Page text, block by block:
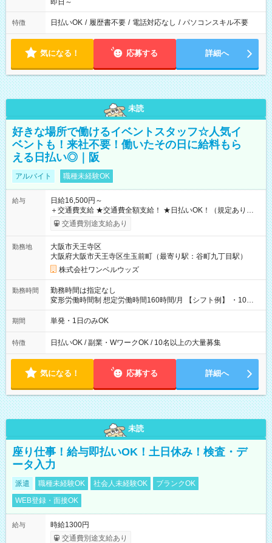
即日～
特徴 日払いOK / 履歴書不要 / 電話対応なし / パソコンスキル不要
気になる！ 応募する 詳細へ
未読
好きな場所で働けるイベントスタッフ☆人気イ
ベントも！来社不要！働いたその日に給料もら
える日払い◎｜阪
アルバイト 職種未経験OK
給与
日給16,500円～
＋交通費支給 ★交通費全額支給！ ★日払いOK！（規定あり） ┗
働いたその日に現金GET♪ お仕事後はコンビニATMから 日払
交通費別途支給あり
勤務地
大阪市天王寺区
大阪府大阪市天王寺区生玉前町（最寄り駅：谷町九丁目駅）
株式会社ワンベルウッズ
勤務時間
勤務時間は指定なし
変形労働時間制 想定労働時間160時間/月 【シフト例】 ・10：
00～20：00
期間 単発・1日のみOK
特徴 日払いOK / 副業・WワークOK / 10名以上の大量募集
気になる！ 応募する 詳細へ
未読
座り仕事！給与即払いOK！土日休み！検査・デ
ータ入力
派遣 職種未経験OK 社会人未経験OK
ブランクOK
WEB登録・面接OK
給与
時給1300円
交通費別途支給あり